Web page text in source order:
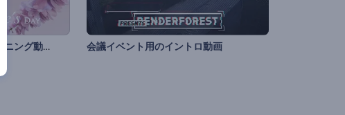
バレンタインデーのオープニング動画 会議イベント用のイントロ動画